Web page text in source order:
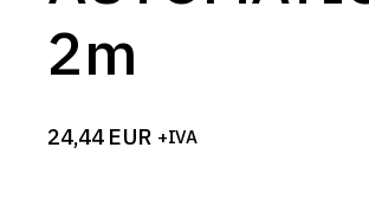
2m
24,44 EUR +IVA